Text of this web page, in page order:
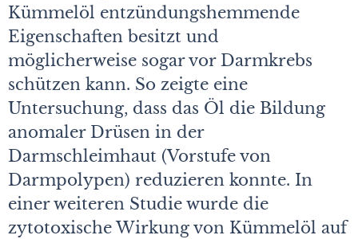
Kümmelöl entzündungshemmende
Eigenschaften besitzt und
möglicherweise sogar vor Darmkrebs
schützen kann. So zeigte eine
Untersuchung, dass das Öl die Bildung
anomaler Drüsen in der
Darmschleimhaut (Vorstufe von
Darmpolypen) reduzieren konnte. In
einer weiteren Studie wurde die
zytotoxische Wirkung von Kümmelöl auf